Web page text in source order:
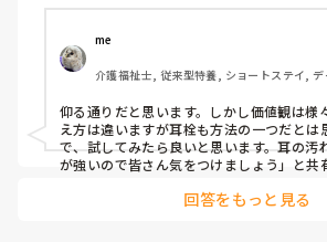
耳栓の管理も大変だと思いますし（衛
かと）、皆さんどう思われますか？
me
介護福祉士, 従来型特養, ショートステイ,
仰る通りだと思います。しかし価値観は様
え方は違いますが耳栓も方法の一つだとは
で、試してみたら良いと思います。耳の汚
が強いので皆さん気をつけましょう」と共
回答をもっと見る